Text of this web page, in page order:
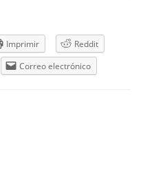
Imprimir
Reddit
Correo electrónico